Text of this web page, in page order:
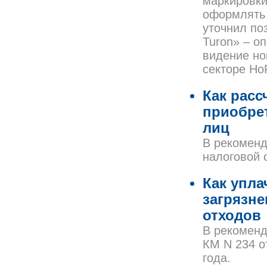
оформлять
уточнил
Turon» –
видение
секторе
Как
лиц
В
налоговой
Как
отходов
В
КМ N 234
года.